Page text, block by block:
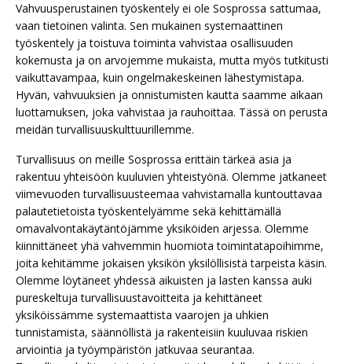
Vahvuusperustainen työskentely ei ole Sosprossa sattumaa,
vaan tietoinen valinta. Sen mukainen systemaattinen
työskentely ja toistuva toiminta vahvistaa osallisuuden
kokemusta ja on arvojemme mukaista, mutta myös tutkitusti
vaikuttavampaa, kuin ongelmakeskeinen lähestymistapa.
Hyvän, vahvuuksien ja onnistumisten kautta saamme aikaan
luottamuksen, joka vahvistaa ja rauhoittaa. Tässä on perusta
meidän turvallisuuskulttuurillemme.
Turvallisuus on meille Sosprossa erittäin tärkeä asia ja
rakentuu yhteisöön kuuluvien yhteistyönä. Olemme jatkaneet
viimevuoden turvallisuusteemaa vahvistamalla kuntouttavaa
palautetietoista työskentelyämme sekä kehittämällä
omavalvontakäytäntöjämme yksiköiden arjessa. Olemme
kiinnittäneet yhä vahvemmin huomiota toimintatapoihimme,
joita kehitämme jokaisen yksikön yksilöllisistä tarpeista käsin.
Olemme löytäneet yhdessä aikuisten ja lasten kanssa auki
pureskeltuja turvallisuustavoitteita ja kehittäneet
yksiköissämme systemaattista vaarojen ja uhkien
tunnistamista, säännöllistä ja rakenteisiin kuuluvaa riskien
arviointia ja työympäristön jatkuvaa seurantaa.